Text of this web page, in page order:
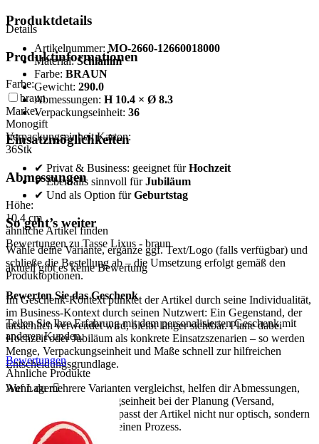
Produktdetails
Artikelnummer: MO-2660-12660018000
Material:Schlamm
Farbe: BRAUN
Gewicht: 290.0
Abmessungen: H 10.4 × Ø 8.3
Verpackungseinheit: 36
Einsatzmöglichkeiten
✔ Privat & Business: geeignet fürHochzeit
✔ Ebenfalls sinnvoll fürJubiläum
✔ Und als Option fürGeburtstag
So geht’s weiter
Wähle deine Variante, ergänze ggf. Text/Logo (falls verfügbar) und
schließe die Bestellung ab – die Umsetzung erfolgt gemäß den
Produktoptionen.
Im Geschenk-Kontext punktet der Artikel durch seine Individualität,
im Business-Kontext durch seinen Nutzwert: Ein Gegenstand, der
tatsächlich verwendet wird, bleibt länger sichtbar. Plane dabei
Hochzeit oder Jubiläum als konkrete Einsatzszenarien – so werden
Menge, Verpackungseinheit und Maße schnell zur hilfreichen
Entscheidungsgrundlage.
Wenn du mehrere Varianten vergleichst, helfen dir Abmessungen,
Gewicht und Verpackungseinheit bei der Planung (Versand,
Lagerung, Ausgabe). So passt der Artikel nicht nur optisch, sondern
auch organisatorisch in deinen Prozess.
Details
Produktinformationen
Farbe:
braun
Marke:
Monogift
Verpackungseinheit Karton:
36Stk
Abmessungen
Höhe:
10,4 cm
ähnliche Artikel finden
Bewertungen zu Tasse Lixus - braun
aktuell gibt es keine Bewertung
Bewerten Sie das Geschenk
Teilen Sie Ihre Erfahrung mit dem personalisierten Geschenk mit
anderen Kunden.
Bewertungen
Ähnliche Produkte
Auf Lager